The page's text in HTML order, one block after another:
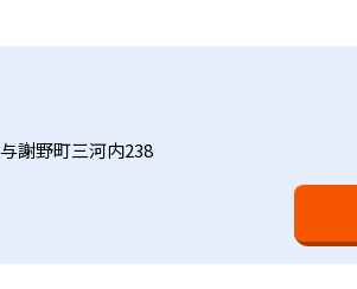
礎をより重視している分、生徒によっ
謝野町三河内238